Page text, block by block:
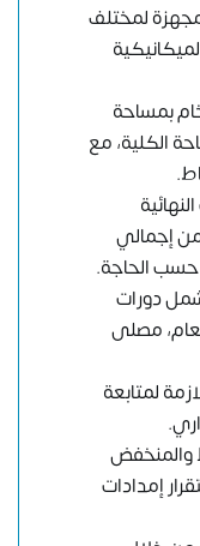
لمختلف
بمساحة
من المساحة الكلية، مع
بين 30% و40% من إجمالي
حسب الحاجة.
دورات
مصلى
لمتابعة
والمنخفض
إمدادات